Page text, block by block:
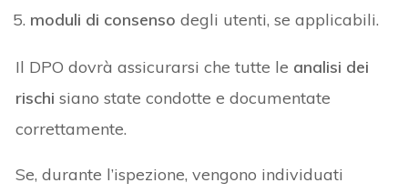
moduli di consenso degli utenti, se applicabili.
Il DPO dovrà assicurarsi che tutte le analisi dei
rischi siano state condotte e documentate
correttamente.
Se, durante l’ispezione, vengono individuati